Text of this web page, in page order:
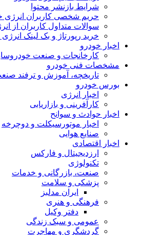
شرایط بازنشر محتوا
حریم شخصی کاربران انرژی
سوالات متداول کاربران از
خرید رپورتاژ و بک لینک
اخبار خودرو
کارخانجات و صنعت
مشخصات فنی خودرو
تاریخچه، آموزش و ترفند
بورس خودرو
اخبار انرژی
کارآفرینی و بازاریابی
اخبار حوادث و سوانح
اخبار موتورسیکلت و دوچرخه
صنایع هوایی
اخبار اقتصادی
ارزدیجیتال و فارکس
تکنولوژی
صنعت، بازرگانی و خدمات
پزشکی و سلامت
ایران مدلبز
فرهنگی و هنری
دفتر وکیل
عمومی و سبک زندگی
گردشگری و مهاجرت